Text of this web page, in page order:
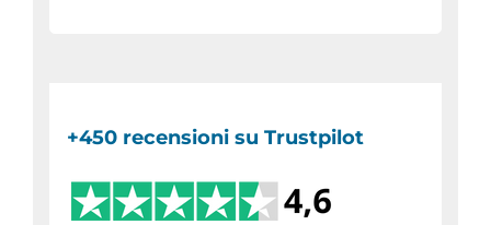
+450 recensioni su Trustpilot